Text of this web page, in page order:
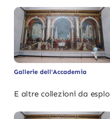
Gallerie dell'Accademia
E altre collezioni da